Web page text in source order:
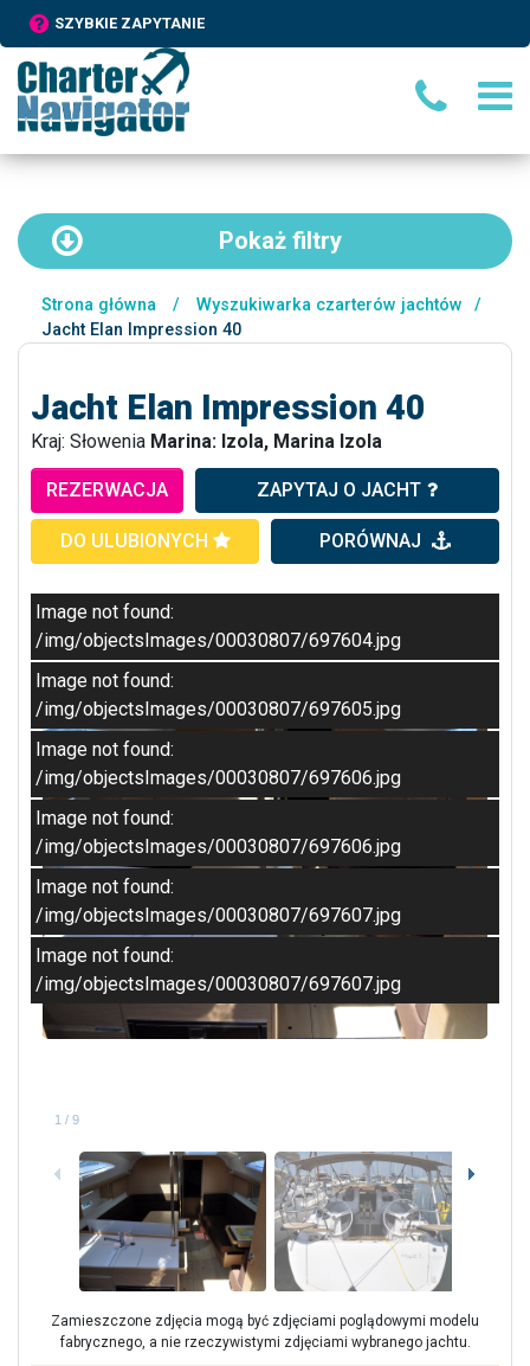
SZYBKIE ZAPYTANIE
Pokaż filtry
Strona główna / Wyszukiwarka czarterów jachtów
/
Jacht Elan Impression 40
Jacht Elan Impression 40
Kraj: Słowenia Marina: Izola, Marina Izola
REZERWACJA ZAPYTAJ O JACHT
DO ULUBIONYCH PORÓWNAJ
1 / 9
Image not found:
/img/objectsImages/00030807/697604.jpg
Image not found:
/img/objectsImages/00030807/697605.jpg
Image not found:
/img/objectsImages/00030807/697606.jpg
Image not found:
/img/objectsImages/00030807/697606.jpg
Image not found:
/img/objectsImages/00030807/697607.jpg
Image not found:
/img/objectsImages/00030807/697607.jpg
Zamieszczone zdjęcia mogą być zdjęciami poglądowymi modelu
fabrycznego, a nie rzeczywistymi zdjęciami wybranego jachtu.